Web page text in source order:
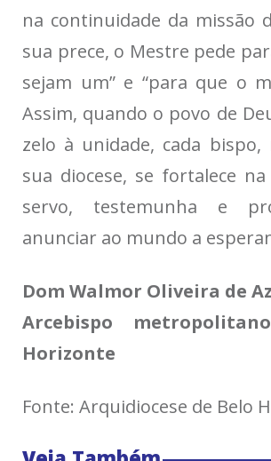
na continuidade da missão
sua prece, o Mestre pede
sejam um” e “para que o
Assim, quando o povo de
zelo à unidade, cada bispo,
sua diocese, se fortalece
servo, testemunha e
anunciar ao mundo a
Dom Walmor Oliveira de
Arcebispo
Horizonte
Fonte: Arquidiocese de Belo